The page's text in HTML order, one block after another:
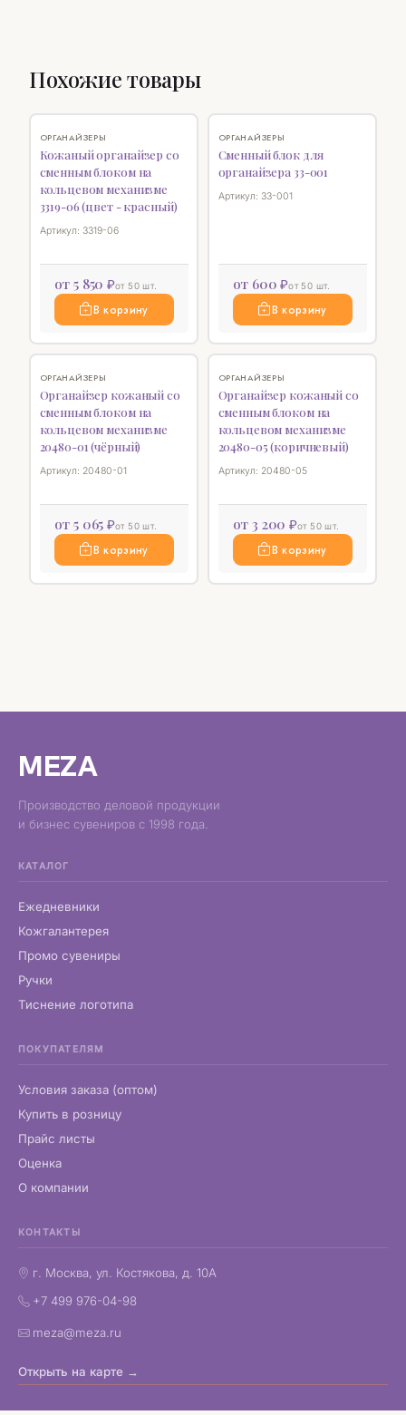
Похожие товары
ОРГАНАЙЗЕРЫ
Кожаный органайзер со
сменным блоком на
кольцевом механизме
3319-06 (цвет - красный)
Артикул: 3319-06
от 5 850 ₽от 50 шт.
В корзину
ОРГАНАЙЗЕРЫ
Сменный блок для
органайзера 33-001
Артикул: 33-001
от 600 ₽от 50 шт.
В корзину
ОРГАНАЙЗЕРЫ
Органайзер кожаный со
сменным блоком на
кольцевом механизме
20480-01 (чёрный)
Артикул: 20480-01
от 5 065 ₽от 50 шт.
В корзину
ОРГАНАЙЗЕРЫ
Органайзер кожаный со
сменным блоком на
кольцевом механизме
20480-05 (коричневый)
Артикул: 20480-05
от 3 200 ₽от 50 шт.
В корзину
MEZA
Производство деловой продукции
и бизнес сувениров с 1998 года.
КАТАЛОГ
Ежедневники
Кожгалантерея
Промо сувениры
Ручки
Тиснение логотипа
ПОКУПАТЕЛЯМ
Условия заказа (оптом)
Купить в розницу
Прайс листы
Оценка
О компании
КОНТАКТЫ
г. Москва, ул. Костякова, д. 10А
+7 499 976-04-98
meza@meza.ru
Открыть на карте →